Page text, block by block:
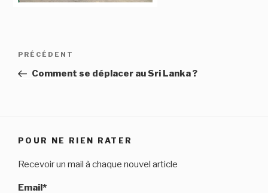
Navigation
l’article
Article
précédent
PRÉCÉDENT
Comment se déplacer au Sri Lanka ?
POUR NE RIEN RATER
Recevoir un mail à chaque nouvel article
Email*